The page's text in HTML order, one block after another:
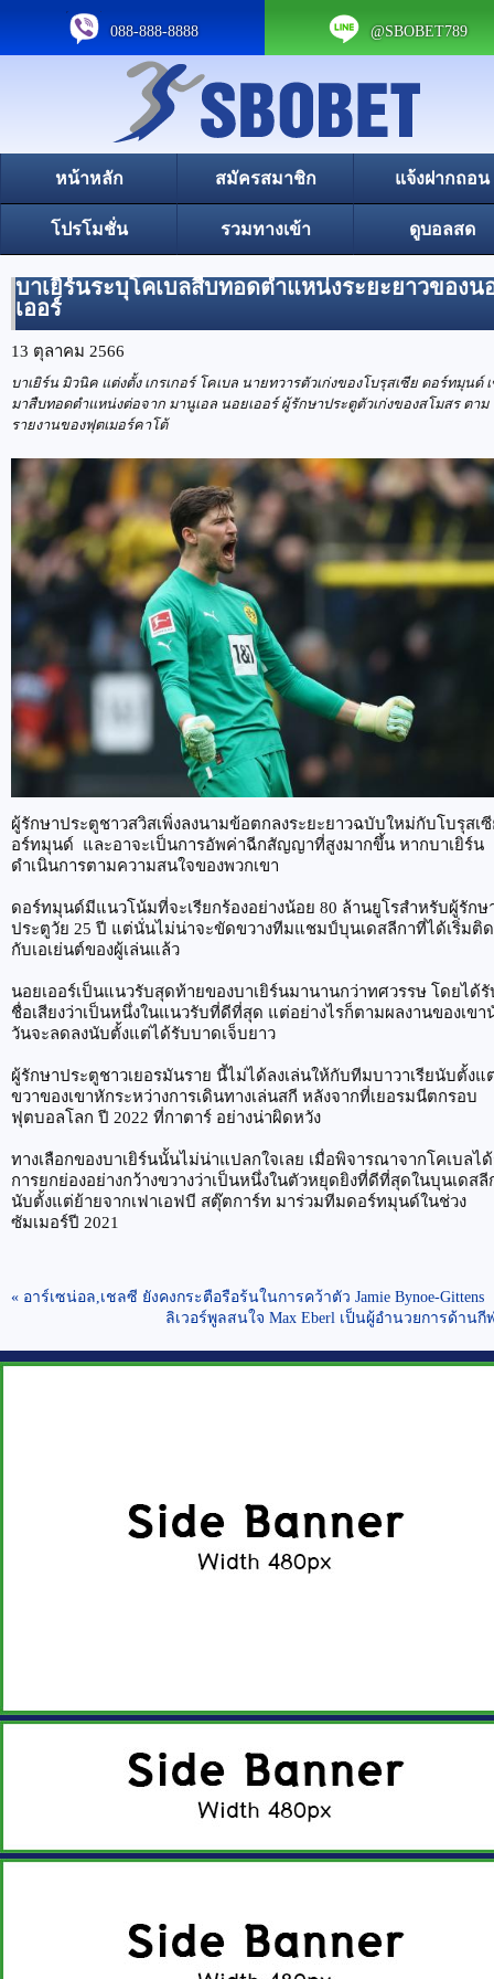
088-888-8888 @SBOBET789
หน้าหลัก สมัครสมาชิก แจ้งฝากถอน
โปรโมชั่น รวมทางเข้า ดูบอลสด
บาเยิร์นระบุโคเบลสืบทอดตำแหน่งระยะยาวของน
เออร์
13 ตุลาคม 2566
บาเยิร์น มิวนิค แต่งตั้ง เกรเกอร์ โคเบล นายทวารตัวเก่งของโบรุสเซีย ดอร์ทมุนด์
มาสืบทอดตำแหน่งต่อจาก มานูเอล นอยเออร์ ผู้รักษาประตูตัวเก่งของสโมสร ตาม
รายงานของฟุตเมอร์คาโต้
ผู้รักษาประตูชาวสวิสเพิ่งลงนามข้อตกลงระยะยาวฉบับใหม่กับโบรุสเ
อร์ทมุนด์ และอาจะเป็นการอัพค่าฉีกสัญญาที่สูงมากขึ้น หากบาเยิร์น
ดำเนินการตามความสนใจของพวกเขา
ดอร์ทมุนด์มีแนวโน้มที่จะเรียกร้องอย่างน้อย 80 ล้านยูโรสำหรับผู้รักษ
ประตูวัย 25 ปี แต่นั่นไม่น่าจะขัดขวางทีมแชมป์บุนเดสลีกาที่ได้เริ่มติ
กับเอเย่นต์ของผู้เล่นแล้ว
นอยเออร์เป็นแนวรับสุดท้ายของบาเยิร์นมานานกว่าทศวรรษ โดยได้รั
ชื่อเสียงว่าเป็นหนึ่งในแนวรับที่ดีที่สุด แต่อย่างไรก็ตามผลงานของเขา
วันจะลดลงนับตั้งแต่ได้รับบาดเจ็บยาว
ผู้รักษาประตูชาวเยอรมันราย นี้ไม่ได้ลงเล่นให้กับทีมบาวาเรียนับตั้งแ
ขวาของเขาหักระหว่างการเดินทางเล่นสกี หลังจากที่เยอรมนีตกรอบ
ฟุตบอลโลก ปี 2022 ที่กาตาร์ อย่างน่าผิดหวัง
ทางเลือกของบาเยิร์นนั้นไม่น่าแปลกใจเลย เมื่อพิจารณาจากโคเบลไ
การยกย่องอย่างกว้างขวางว่าเป็นหนึ่งในตัวหยุดยิงที่ดีที่สุดในบุนเดสลี
นับตั้งแต่ย้ายจากเฟาเอฟบี สตุ๊ตการ์ท มาร่วมทีมดอร์ทมุนด์ในช่วง
ซัมเมอร์ปี 2021
« อาร์เซน่อล,เชลซี ยังคงกระตือรือร้นในการคว้าตัว Jamie Bynoe-Gittens
ลิเวอร์พูลสนใจ Max Eberl เป็นผู้อำนวยการด้านกี